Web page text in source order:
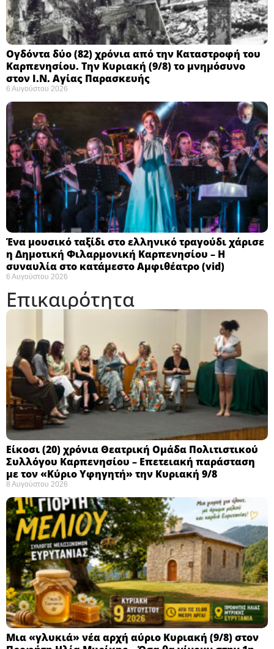
Ογδόντα δύο (82) χρόνια από την Καταστροφή του
Καρπενησίου. Την Κυριακή (9/8) το μνημόσυνο
στον Ι.Ν. Αγίας Παρασκευής
6 Αυγούστου 2026
Ένα μουσικό ταξίδι στο ελληνικό τραγούδι χάρισε
η Δημοτική Φιλαρμονική Καρπενησίου – Η
συναυλία στο κατάμεστο Αμφιθέατρο (vid)
6 Αυγούστου 2026
Επικαιρότητα
Eίκοσι (20) χρόνια Θεατρική Ομάδα Πολιτιστικού
Συλλόγου Καρπενησίου – Επετειακή παράσταση
με τον «Κύριο Υφηγητή» την Κυριακή 9/8
8 Αυγούστου 2026
Μια «γλυκιά» νέα αρχή αύριο Κυριακή (9/8) στον